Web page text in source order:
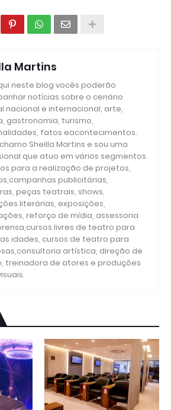
Martins
neste blog vocês poderão
notícias sobre o cenário
nacional e internacional, arte,
gastronomia, turismo,
fatos eacontecimentos.
Sheilla Martins e sou uma
que atuo em vários segmentos
para a realização de projetos,
publicitárias,
peças teatrais, shows,
literárias, exposições,
reforço de mídia, assessoria
livres de teatro para
idades, cursos de teatro para
artística, direção de
treinadora de atores e produções